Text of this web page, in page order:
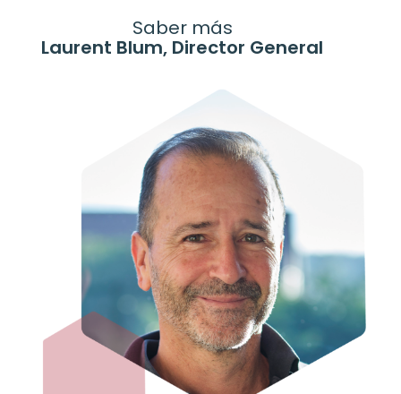
Saber más
Laurent Blum, Director General